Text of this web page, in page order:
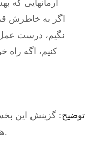
آرمانهایی که
اگر به خاطرش
نگیم، درست
کنیم، اگه راه
توضیح: گزینش این
همه‌ی آنها یا نتایج گرفته شده نیست.